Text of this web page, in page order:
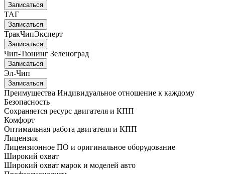
Записаться
ТАГ
Записаться
ТракЧипЭксперт
Записаться
Чип-Тюнинг Зеленоград
Записаться
Эл-Чип
Записаться
Преимущества Индивидуальное отношение к каждому
Безопасность
Сохраняется ресурс двигателя и КПП
Комфорт
Оптимальная работа двигателя и КПП
Лицензия
Лицензионное ПО и оригинальное оборудование
Широкий охват
Широкий охват марок и моделей авто